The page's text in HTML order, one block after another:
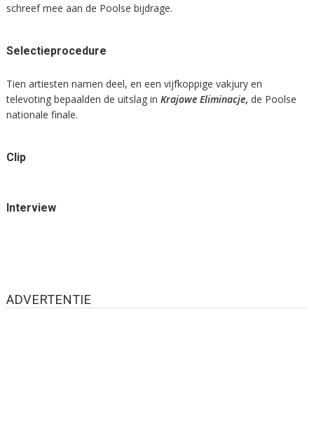
schreef mee aan de Poolse bijdrage.
Selectieprocedure
Tien artiesten namen deel, en een vijfkoppige vakjury en
televoting bepaalden de uitslag in Krajowe Eliminacje, de Poolse
nationale finale.
Clip
Interview
ADVERTENTIE